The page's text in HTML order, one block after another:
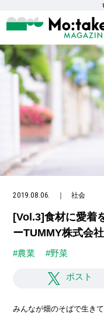
2019.08.06. ｜社会
[Vol.3]食材に愛着
ーTUMMY株式会
#農業 #野菜
ポスト
みんなが畑のそばで生き